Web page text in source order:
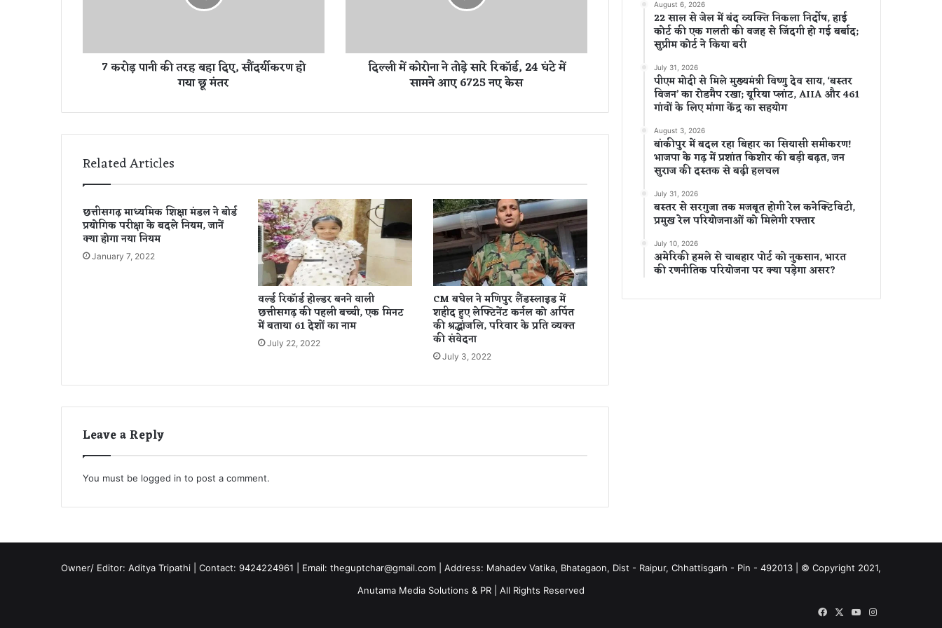
र
दि
द
र्यी
र
ण
हो
ग
7 करोड़ पानी की तरह बहा दिए, सौंदर्यीकरण हो
गया छू मंतर
ड़े
कॉ
घं
टे
में
सा
म
ने
आ
ए
6
7
2
स
दिल्ली में कोरोना ने तोड़े सारे रिकॉर्ड, 24 घंटे में
सामने आए 6725 नए केस
Related Articles
छत्तीसगढ़ माध्यमिक शिक्षा मंडल ने बोर्ड
प्रयोगिक परीक्षा के बदले नियम, जानें
क्या होगा नया नियम
January 7, 2022
वर्ल्ड रिकॉर्ड होल्डर बनने वाली
छत्तीसगढ़ की पहली बच्ची, एक मिनट
में बताया 61 देशों का नाम
July 22, 2022
CM बघेल ने मणिपुर लैंडस्लाइड में
शहीद हुए लेफ्टिनेंट कर्नल को अर्पित
की श्रद्धांजलि, परिवार के प्रति व्यक्त
की संवेदना
July 3, 2022
Leave a Reply
You must be logged in to post a comment.
August 6, 2026
22 साल से जेल में बंद व्यक्ति निकला निर्दोष, हाई
कोर्ट की एक गलती की वजह से जिंदगी हो गई बर्बाद;
सुप्रीम कोर्ट ने किया बरी
July 31, 2026
पीएम मोदी से मिले मुख्यमंत्री विष्णु देव साय, ‘बस्तर
विजन’ का रोडमैप रखा; यूरिया प्लांट, AIIA और 461
गांवों के लिए मांगा केंद्र का सहयोग
August 3, 2026
बांकीपुर में बदल रहा बिहार का सियासी समीकरण!
भाजपा के गढ़ में प्रशांत किशोर की बड़ी बढ़त, जन
सुराज की दस्तक से बढ़ी हलचल
July 31, 2026
बस्तर से सरगुजा तक मजबूत होगी रेल कनेक्टिविटी,
प्रमुख रेल परियोजनाओं को मिलेगी रफ्तार
July 10, 2026
अमेरिकी हमले से चाबहार पोर्ट को नुकसान, भारत
की रणनीतिक परियोजना पर क्या पड़ेगा असर?
Owner/ Editor: Aditya Tripathi | Contact: 9424224961 | Email: theguptchar@gmail.com | Address: Mahadev Vatika, Bhatagaon, Dist - Raipur, Chhattisgarh - Pin - 492013 | © Copyright 2021,
Anutama Media Solutions & PR | All Rights Reserved
FacebookYouTubeInstagram